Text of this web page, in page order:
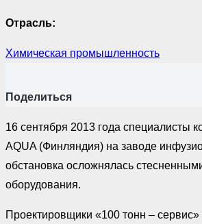
Отрасль:
Химическая промышленность
Поделиться
16 сентября 2013 года специалисты
AQUA (Финляндия) на заводе
обстановка осложнялась
оборудования.
Проектировщики «100 тонн –